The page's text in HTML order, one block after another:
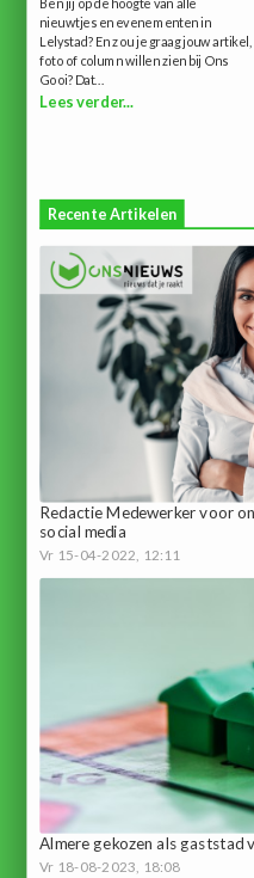
Ben jij op de hoogte van alle
nieuwtjes en evenementen in
Lelystad? En zou je graag jouw artikel,
foto of column willen zien bij Ons
Gooi? Dat...
Lees verder...
Recente Artikelen
Redactie Medewerker voor
social media
Vr 15-04-2022, 12:11
Almere gekozen als gaststad
Vr 18-08-2023, 18:08